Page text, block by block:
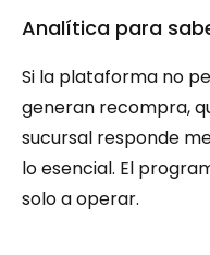
Analítica para
Si la plataforma no
generan recompra,
sucursal responde
lo esencial. El
solo a operar.